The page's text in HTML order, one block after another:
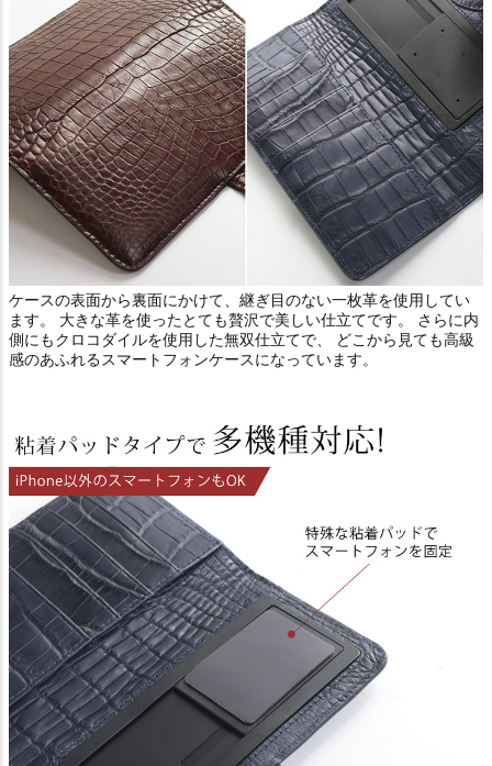
ケースの表面から裏面にかけて、継ぎ目のない一枚革を使用してい
ます。 大きな革を使ったとても贅沢で美しい仕立てです。 さらに内
側にもクロコダイルを使用した無双仕立てで、 どこから見ても高級
感のあふれるスマートフォンケースになっています。